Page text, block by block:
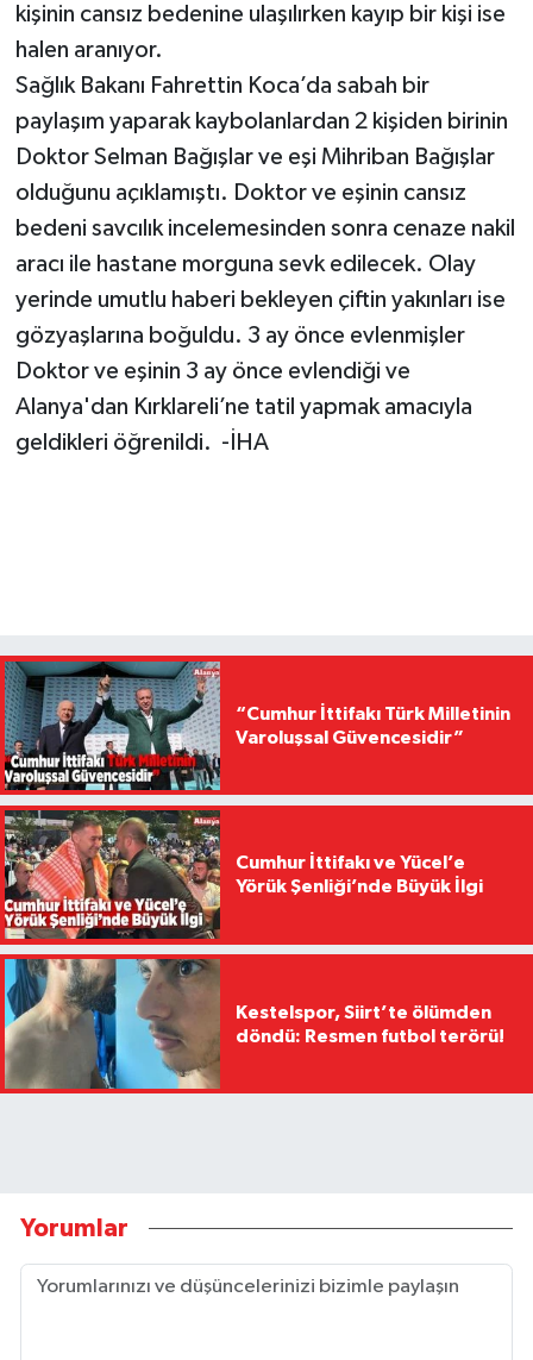
kişinin cansız bedenine ulaşılırken kayıp bir kişi ise
halen aranıyor.
Sağlık Bakanı Fahrettin Koca’da sabah bir
paylaşım yaparak kaybolanlardan 2 kişiden birinin
Doktor Selman Bağışlar ve eşi Mihriban Bağışlar
olduğunu açıklamıştı. Doktor ve eşinin cansız
bedeni savcılık incelemesinden sonra cenaze nakil
aracı ile hastane morguna sevk edilecek. Olay
yerinde umutlu haberi bekleyen çiftin yakınları ise
gözyaşlarına boğuldu. 3 ay önce evlenmişler
Doktor ve eşinin 3 ay önce evlendiği ve
Alanya'dan Kırklareli’ne tatil yapmak amacıyla
geldikleri öğrenildi. -İHA
“Cumhur İttifakı Türk Milletinin
Varoluşsal Güvencesidir”
Cumhur İttifakı ve Yücel’e
Yörük Şenliği’nde Büyük İlgi
Kestelspor, Siirt’te ölümden
döndü: Resmen futbol terörü!
Yorumlar